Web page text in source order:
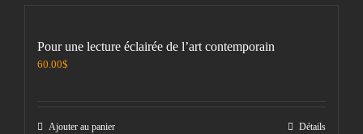
Pour une lecture éclairée de l’art contemporain
60.00$
Ajouter au panier Détails